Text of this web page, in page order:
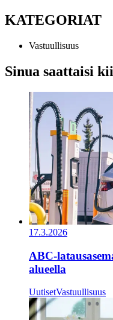
KATEGORIAT
Vastuullisuus
Sinua saattaisi
17.3.2026
ABC-
alueella
UutisetVastuullisuus